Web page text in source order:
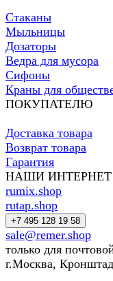
Стаканы
Мыльницы
Дозаторы
Ведра для мусора
Сифоны
Краны для
ПОКУПАТЕЛЮ
Доставка товара
Возврат товара
Гарантия
НАШИ
rumix.shop
rutap.shop
+7 495 128 19 58
sale@remer.shop
только для
г.Москва,